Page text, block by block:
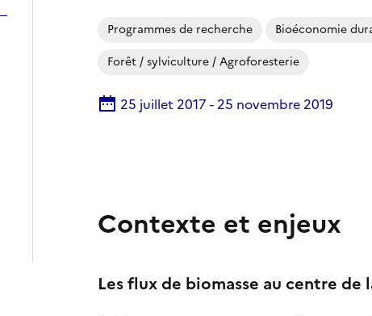
Programmes de recherche Bioéconomie
Forêt / sylviculture / Agroforesterie
25 juillet 2017 - 25 novembre 2019
Contexte et enjeux
Les flux de biomasse au centre